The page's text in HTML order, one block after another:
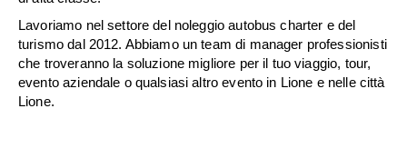
Lavoriamo nel settore del noleggio autobus charter e del
turismo dal 2012. Abbiamo un team di manager professionisti
che troveranno la soluzione migliore per il tuo viaggio, tour,
evento aziendale o qualsiasi altro evento in Lione e nelle città
Lione.